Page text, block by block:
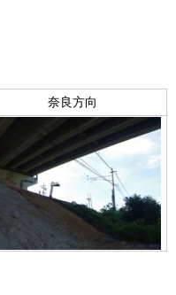
奈良方向